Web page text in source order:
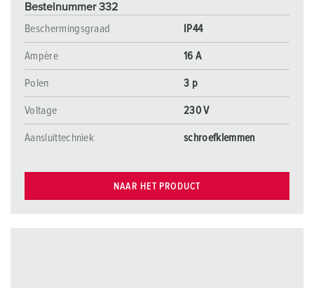
Bestelnummer 332
Beschermingsgraad
IP44
Ampère 16 A
Polen 3 p
Voltage 230 V
Aansluittechniek schroefklemmen
NAAR HET PRODUCT